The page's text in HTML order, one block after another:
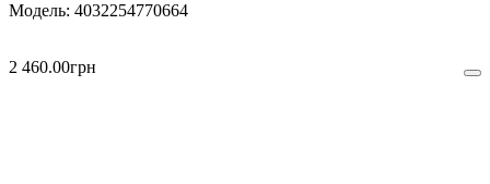
4032254770664
2 460.00грн